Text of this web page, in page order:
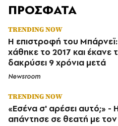
ΠΡΟΣΦΑΤΑ
TRENDING NOW
Η επιστροφή του
χάθηκε το 2017 και έκανε
δακρύσει 9 χρόνια μετά
Newsroom
TRENDING NOW
«Εσένα σ' αρέσει αυτό;» -
απάντησε σε θεατή με τον